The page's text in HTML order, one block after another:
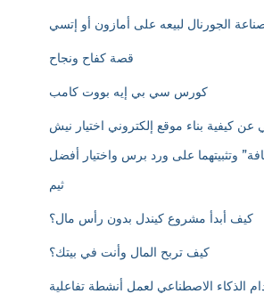
الجورنال لبيعه على أمازون أو إتسي
قصة كفاح ونجاح
كورس سي بي إيه بووت كامب
كيفية بناء موقع إلكتروني اختيار نيش
وتثبيتهما على ورد برس واختيار أفضل
ثيم
كيف أبدأ مشروع كيندل بدون رأس مال؟
كيف تربح المال وأنت في بيتك؟
الذكاء الاصطناعي لعمل أنشطة تفاعلية